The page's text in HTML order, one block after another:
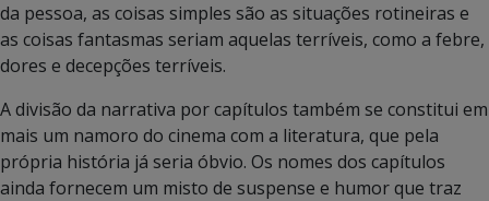
da pessoa, as coisas simples são as situações rotineiras e
as coisas fantasmas seriam aquelas terríveis, como a febre,
dores e decepções terríveis.
A divisão da narrativa por capítulos também se constitui em
mais um namoro do cinema com a literatura, que pela
própria história já seria óbvio. Os nomes dos capítulos
ainda fornecem um misto de suspense e humor que traz